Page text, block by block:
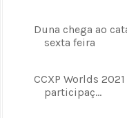
Duna chega ao
sexta feira
CCXP Worlds
participaç...